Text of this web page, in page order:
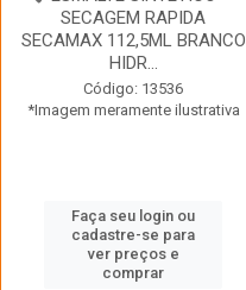
SECAGEM RAPIDA
SECAMAX 112,5ML BRANCO
HIDR...
Código: 13536
*Imagem meramente ilustrativa
Faça seu login ou
cadastre-se para
ver preços e
comprar